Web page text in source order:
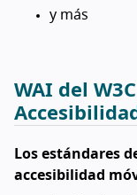
y más
WAI del
Los estándares
accesibilidad